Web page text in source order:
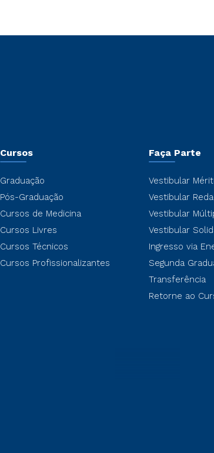
Cursos
Graduação
Pós-Graduação
Cursos de Medicina
Cursos Livres
Cursos Técnicos
Cursos Profissionalizantes
Faça Parte
Vestibular
Vestibular
Vestibular
Vestibular
Ingresso via
Segunda
Transferência
Retorne ao